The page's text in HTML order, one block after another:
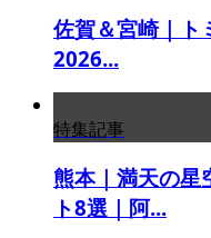
佐賀＆宮崎｜ト
2026...
特集記事
熊本｜満天の星
ト8選｜阿...